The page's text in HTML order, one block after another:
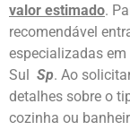
valor estimado.
recomendável
especializadas
Sul
Sp. Ao
detalhes sobre o
cozinha ou